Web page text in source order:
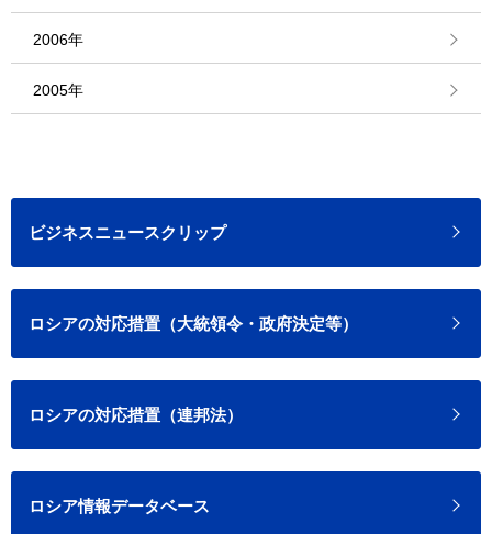
2006年
2005年
ビジネスニュースクリップ
ロシアの対応措置（大統領令・政府決定等）
ロシアの対応措置（連邦法）
ロシア情報データベース